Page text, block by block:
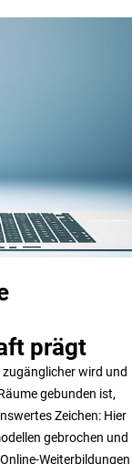
prägt
zugänglicher wird und
gebunden ist,
Zeichen: Hier
gebrochen und
Weiterbildungen